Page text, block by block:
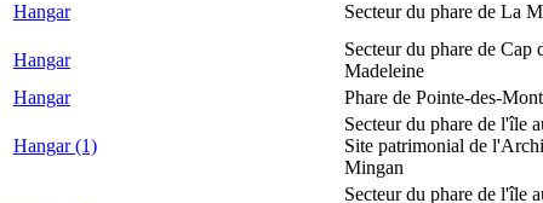
Hangar
Secteur du phare de La
Hangar
Secteur du phare de Cap
Madeleine
Hangar
Phare de Pointe-des-
Hangar (1)
Secteur du phare de l'île
Site patrimonial de
Mingan
Secteur du phare de l'île